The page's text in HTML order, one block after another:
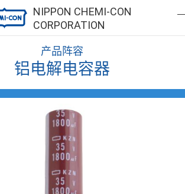
NIPPON CHEMI-CON
CORPORATION
产品阵容
铝电解电容器